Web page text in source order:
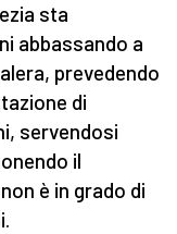
sta
abbassando a
prevedendo
di
servendosi
il
è in grado di